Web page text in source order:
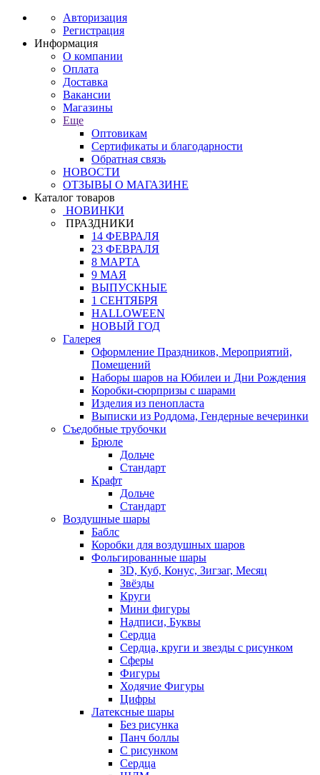
Авторизация
Регистрация
Информация
О компании
Оплата
Доставка
Вакансии
Магазины
Еще
Оптовикам
Сертификаты и благодарности
Обратная связь
НОВОСТИ
ОТЗЫВЫ О МАГАЗИНЕ
Каталог товаров
НОВИНКИ
ПРАЗДНИКИ
14 ФЕВРАЛЯ
23 ФЕВРАЛЯ
8 МАРТА
9 МАЯ
ВЫПУСКНЫЕ
1 СЕНТЯБРЯ
HALLOWEEN
НОВЫЙ ГОД
Галерея
Оформление Праздников, Мероприятий,
Помещений
Наборы шаров на Юбилеи и Дни Рождения
Коробки-сюрпризы с шарами
Изделия из пенопласта
Выписки из Роддома, Гендерные вечеринки
Съедобные трубочки
Брюле
Дольче
Стандарт
Крафт
Дольче
Стандарт
Воздушные шары
Баблс
Коробки для воздушных шаров
Фольгированные шары
3D, Куб, Конус, Зигзаг, Месяц
Звёзды
Круги
Мини фигуры
Надписи, Буквы
Сердца
Сердца, круги и звезды с рисунком
Сферы
Фигуры
Ходячие Фигуры
Цифры
Латексные шары
Без рисунка
Панч боллы
С рисунком
Сердца